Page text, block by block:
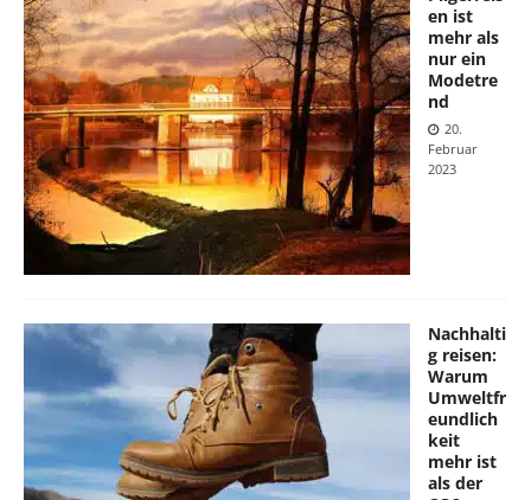
en ist
mehr als
nur ein
Modetre
nd
20.
Februar
2023
Nachhalti
g reisen:
Warum
Umweltfr
eundlich
keit
mehr ist
als der